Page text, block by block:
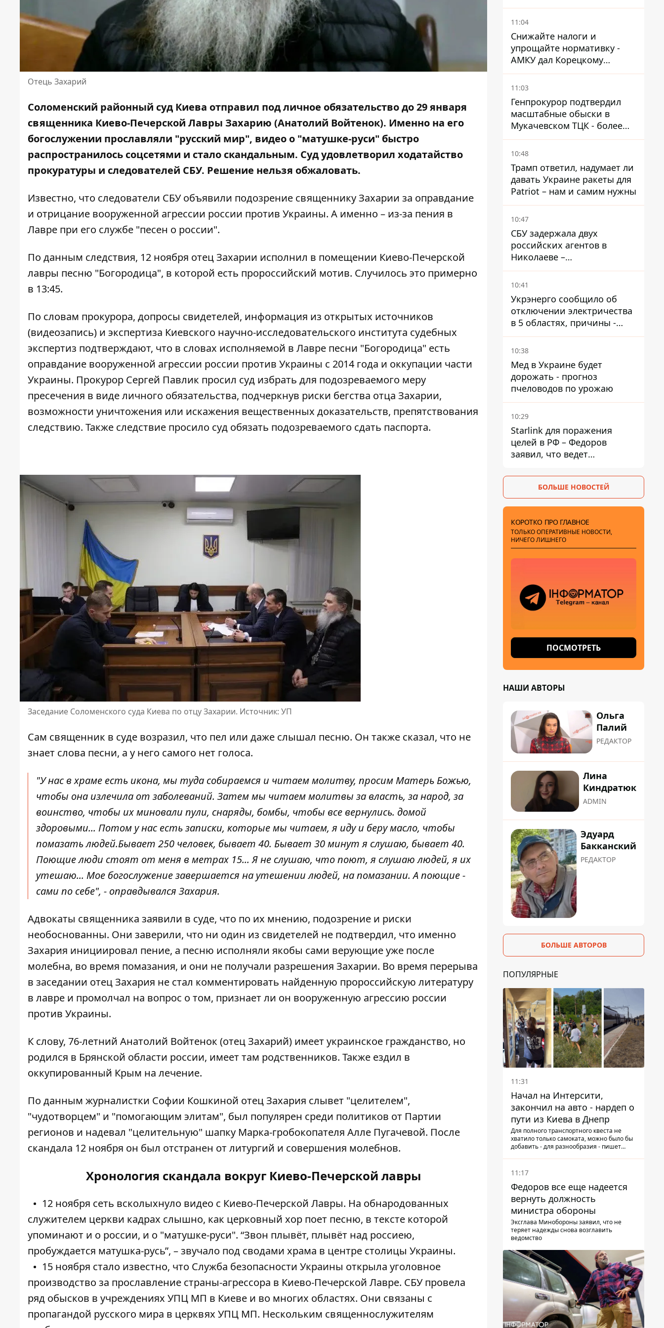
Отець Захарий
Соломенский районный суд Киева отправил под личное обязательство до 29 января
священника Киево-Печерской Лавры Захарию (Анатолий Войтенок). Именно на его
богослужении прославляли "русский мир", видео о "матушке-руси" быстро
распространилось соцсетями и стало скандальным. Суд удовлетворил ходатайство
прокуратуры и следователей СБУ. Решение нельзя обжаловать.
Известно, что следователи СБУ объявили подозрение священнику Захарии за оправдание
и отрицание вооруженной агрессии россии против Украины. А именно – из-за пения в
Лавре при его службе "песен о россии".
По данным следствия, 12 ноября отец Захарии исполнил в помещении Киево-Печерской
лавры песню "Богородица", в которой есть пророссийский мотив. Случилось это примерно
в 13:45.
По словам прокурора, допросы свидетелей, информация из открытых источников
(видеозапись) и экспертиза Киевского научно-исследовательского института судебных
экспертиз подтверждают, что в словах исполняемой в Лавре песни "Богородица" есть
оправдание вооруженной агрессии россии против Украины с 2014 года и оккупации части
Украины. Прокурор Сергей Павлик просил суд избрать для подозреваемого меру
пресечения в виде личного обязательства, подчеркнув риски бегства отца Захарии,
возможности уничтожения или искажения вещественных доказательств, препятствования
следствию. Также следствие просило суд обязать подозреваемого сдать паспорта.
Заседание Соломенского суда Киева по отцу Захарии. Источник: УП
Сам священник в суде возразил, что пел или даже слышал песню. Он также сказал, что не
знает слова песни, а у него самого нет голоса.
"У нас в храме есть икона, мы туда собираемся и читаем молитву, просим Матерь Божью,
чтобы она излечила от заболеваний. Затем мы читаем молитвы за власть, за народ, за
воинство, чтобы их миновали пули, снаряды, бомбы, чтобы все вернулись. домой
здоровыми... Потом у нас есть записки, которые мы читаем, я иду и беру масло, чтобы
помазать людей.Бывает 250 человек, бывает 40. Бывает 30 минут я слушаю, бывает 40.
Поющие люди стоят от меня в метрах 15... Я не слушаю, что поют, я слушаю людей, я их
утешаю... Мое богослужение завершается на утешении людей, на помазании. А поющие -
сами по себе", - оправдывался Захария.
Адвокаты священника заявили в суде, что по их мнению, подозрение и риски
необоснованны. Они заверили, что ни один из свидетелей не подтвердил, что именно
Захария инициировал пение, а песню исполняли якобы сами верующие уже после
молебна, во время помазания, и они не получали разрешения Захарии. Во время перерыва
в заседании отец Захария не стал комментировать найденную пророссийскую литературу
в лавре и промолчал на вопрос о том, признает ли он вооруженную агрессию россии
против Украины.
К слову, 76-летний Анатолий Войтенок (отец Захарий) имеет украинское гражданство, но
родился в Брянской области россии, имеет там родственников. Также ездил в
оккупированный Крым на лечение.
По данным журналистки Софии Кошкиной отец Захария слывет "целителем",
"чудотворцем" и "помогающим элитам", был популярен среди политиков от Партии
регионов и надевал "целительную" шапку Марка-гробокопателя Алле Пугачевой. После
скандала 12 ноября он был отстранен от литургий и совершения молебнов.
Хронология скандала вокруг Киево-Печерской лавры
12 ноября сеть всколыхнуло видео с Киево-Печерской Лавры. На обнародованных
служителем церкви кадрах слышно, как церковный хор поет песню, в тексте которой
упоминают и о россии, и о "матушке-руси". “Звон плывёт, плывёт над россиею,
пробуждается матушка-русь”, – звучало под сводами храма в центре столицы Украины.
15 ноября стало известно, что Служба безопасности Украины открыла уголовное
производство за прославление страны-агрессора в Киево-Печерской Лавре. СБУ провела
ряд обысков в учреждениях УПЦ МП в Киеве и во многих областях. Они связаны с
пропагандой русского мира в церквях УПЦ МП. Нескольким священнослужителям
поводу храма УГКЦ на
Северной
11:04
Снижайте налоги и
упрощайте нормативку -
АМКУ дал Корецкому
советы по снижению цен на
топливо
11:03
Генпрокурор подтвердил
масштабные обыски в
Мукачевском ТЦК - более
1,5 тысяч списанных с
военного учета за взятки
10:48
Трамп ответил, надумает ли
давать Украине ракеты для
Patriot – нам и самим нужны
10:47
СБУ задержала двух
российских агентов в
Николаеве –
корректировали удары по
городу
10:41
Укрэнерго сообщило об
отключении электричества
в 5 областях, причины -
обстрелы и жара
10:38
Мед в Украине будет
дорожать - прогноз
пчеловодов по урожаю
10:29
Starlink для поражения
целей в РФ – Федоров
заявил, что ведет
Маском
БОЛЬШЕ НОВОСТЕЙ
КОРОТКО ПРО ГЛАВНОЕ
ТОЛЬКО ОПЕРАТИВНЫЕ НОВОСТИ,
НИЧЕГО ЛИШНЕГО
ПОСМОТРЕТЬ
НАШИ АВТОРЫ
Ольга
Палий
РЕДАКТОР
Лина
Киндратюк
ADMIN
Эдуард
Бакканский
РЕДАКТОР
БОЛЬШЕ АВТОРОВ
ПОПУЛЯРНЫЕ
11:31
Начал на Интерсити,
закончил на авто - нардеп о
пути из Киева в Днепр
Для полного транспортного квеста не
хватило только самоката, можно было бы
добавить - для разнообразия - пишет
11:17
Федоров все еще надеется
вернуть должность
министра обороны
Эксглава Минобороны заявил, что не
теряет надежды снова возглавить
ведомство